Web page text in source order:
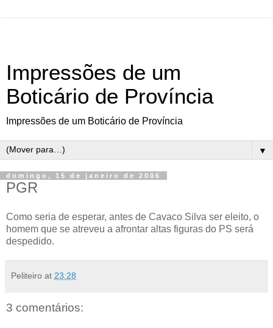
Impressões de um
Boticário de Província
Impressões de um Boticário de Província
▼
domingo, 15 de janeiro de 2006
PGR
Como seria de esperar, antes de Cavaco Silva ser eleito, o
homem que se atreveu a afrontar altas figuras do PS será
despedido.
Peliteiro at 23:28
3 comentários: